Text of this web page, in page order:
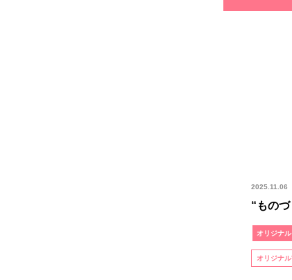
2025.11.06
“もの
オリジナ
オリジナ